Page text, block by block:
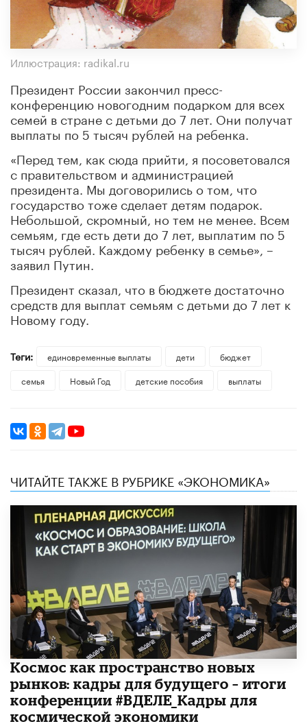
Иллюстрация: radikal.ru
Президент России закончил пресс-
конференцию новогодним подарком для всех
семей в стране с детьми до 7 лет. Они получат
выплаты по 5 тысяч рублей на ребенка.
«Перед тем, как сюда прийти, я посоветовался
с правительством и администрацией
президента. Мы договорились о том, что
государство тоже сделает детям подарок.
Небольшой, скромный, но тем не менее. Всем
семьям, где есть дети до 7 лет, выплатим по 5
тысяч рублей. Каждому ребенку в семье», –
заявил Путин.
Президент сказал, что в бюджете достаточно
средств для выплат семьям с детьми до 7 лет к
Новому году.
Теги: единовременные выплаты дети
бюджет
семья
Новый Год детские пособия выплаты
ЧИТАЙТЕ ТАКЖЕ В РУБРИКЕ «ЭКОНОМИКА»
Космос как пространство новых
рынков: кадры для будущего – итоги
конференции #ВДЕЛЕ_Кадры для
космической экономики